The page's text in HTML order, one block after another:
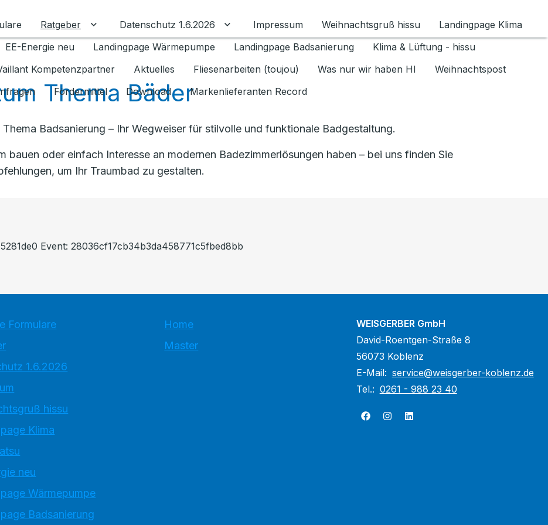
Ratgeber Untermenü für Ratgeber umschalten
Datenschutz 1.6.2026 Untermenü für Datenschutz 1.6.2026 umschalten
Impressum Weihnachtsgruß hissu
Landingpage Klima
EE-Energie neu Landingpage Wärmepumpe Landingpage Badsanierung
Klima & Lüftung - hissu
Kompetenzpartner
Aktuelles Fliesenarbeiten (toujou) Was nur wir haben HI
Weihnachtspost
Fördermittel Download Markenlieferanten Record
Thema Bäder
Badsanierung – Ihr Wegweiser für stilvolle und funktionale Badgestaltung.
bauen oder einfach Interesse an modernen Badezimmerlösungen haben – bei uns finden Sie
um Ihr Traumbad zu gestalten.
Event: 28036cf17cb34b3da458771c5fbed8bb
Formulare
1.6.2026
hissu
Klima
neu
Wärmepumpe
Badsanierung
Home
Master
WEISGERBER GmbH
David-Roentgen-Straße 8
56073 Koblenz
E-Mail: service@weisgerber-koblenz.de
Tel.: 0261 - 988 23 40